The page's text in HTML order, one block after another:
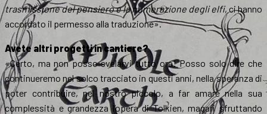
trasmissione del pensiero e la numerazione degli elfi, ci hanno
accordato il permesso alla traduzione».
Avete altri progetti in cantiere?
«Certo, ma non posso svelarvi tutto ora! Posso solo dire che
continueremo nel solco tracciato in questi anni, nella speranza di
poter contribuire, nel nostro piccolo, a far amare nella sua
complessità e grandezza l’opera di Tolkien, magari sfruttando